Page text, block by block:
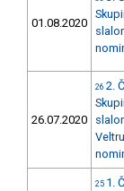
01.08.2020
26.07.2020
26 2.
25 1.